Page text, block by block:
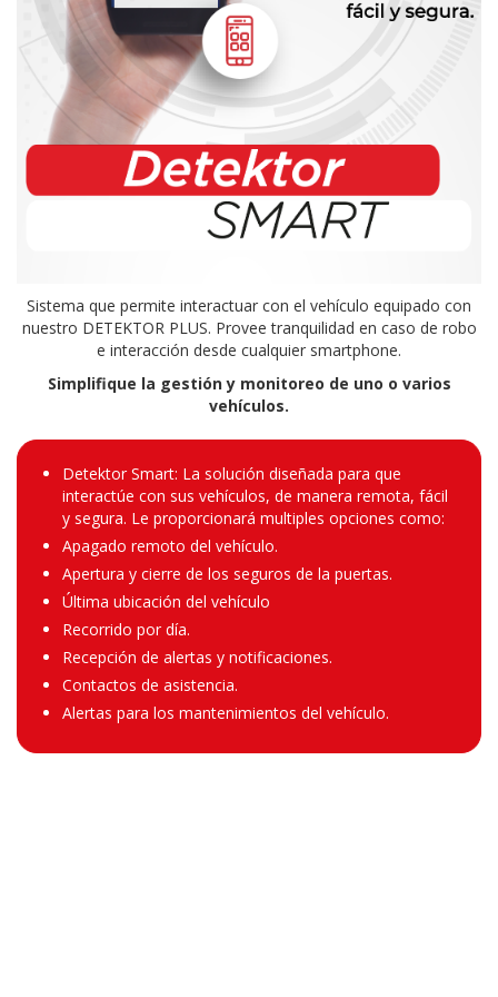
Sistema que permite interactuar con el vehículo equipado con
nuestro DETEKTOR PLUS. Provee tranquilidad en caso de robo
e interacción desde cualquier smartphone.
Simplifique la gestión y monitoreo de uno o varios
vehículos.
Detektor Smart: La solución diseñada para que
interactúe con sus vehículos, de manera remota, fácil
y segura. Le proporcionará multiples opciones como:
Apagado remoto del vehículo.
Apertura y cierre de los seguros de la puertas.
Última ubicación del vehículo
Recorrido por día.
Recepción de alertas y notificaciones.
Contactos de asistencia.
Alertas para los mantenimientos del vehículo.